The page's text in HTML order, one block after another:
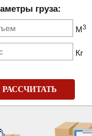
груза:
М3
Кг
РАССЧИТАТЬ